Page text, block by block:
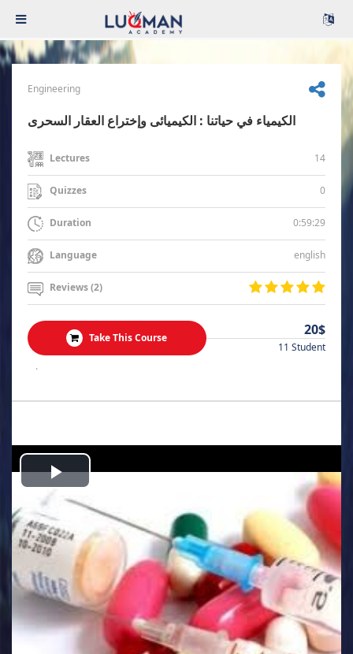
Engineering
الكيمياء في حياتنا : الكيميائى وإختراع العقار السحرى
Lectures 14
Quizzes 0
Duration 0:59:29
Language english
Reviews (2)
Take This Course 20$
11 Student
.
Play
Video